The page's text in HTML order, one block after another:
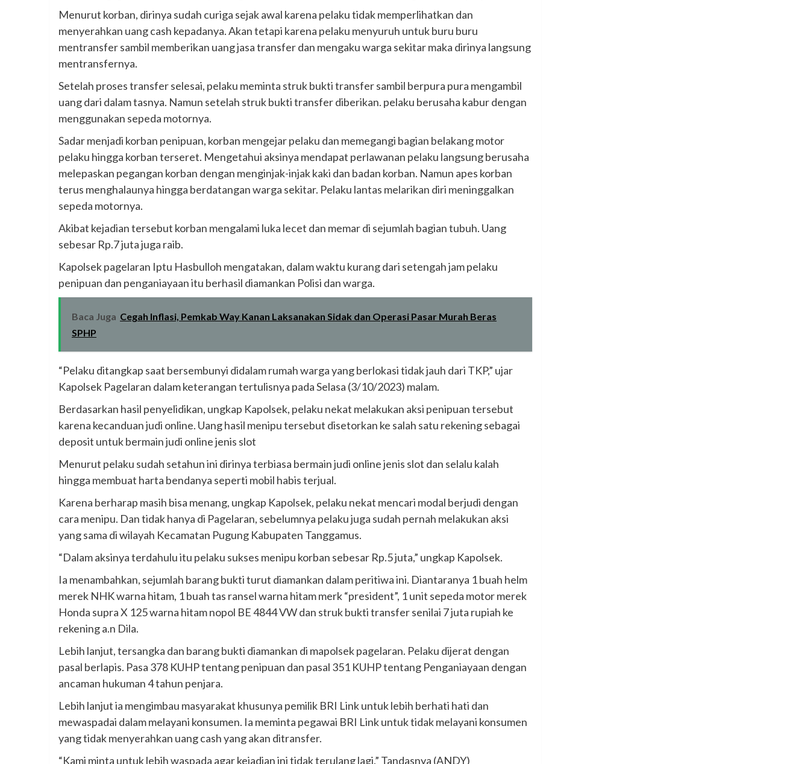
Menurut korban, dirinya sudah curiga sejak awal karena pelaku tidak memperlihatkan dan
menyerahkan uang cash kepadanya. Akan tetapi karena pelaku menyuruh untuk buru buru
mentransfer sambil memberikan uang jasa transfer dan mengaku warga sekitar maka dirinya langsung
mentransfernya.
Setelah proses transfer selesai, pelaku meminta struk bukti transfer sambil berpura pura mengambil
uang dari dalam tasnya. Namun setelah struk bukti transfer diberikan. pelaku berusaha kabur dengan
menggunakan sepeda motornya.
Sadar menjadi korban penipuan, korban mengejar pelaku dan memegangi bagian belakang motor
pelaku hingga korban terseret. Mengetahui aksinya mendapat perlawanan pelaku langsung berusaha
melepaskan pegangan korban dengan menginjak-injak kaki dan badan korban. Namun apes korban
terus menghalaunya hingga berdatangan warga sekitar. Pelaku lantas melarikan diri meninggalkan
sepeda motornya.
Akibat kejadian tersebut korban mengalami luka lecet dan memar di sejumlah bagian tubuh. Uang
sebesar Rp.7 juta juga raib.
Kapolsek pagelaran Iptu Hasbulloh mengatakan, dalam waktu kurang dari setengah jam pelaku
penipuan dan penganiayaan itu berhasil diamankan Polisi dan warga.
Baca Juga Cegah Inflasi, Pemkab Way Kanan Laksanakan Sidak dan Operasi Pasar Murah Beras
SPHP
“Pelaku ditangkap saat bersembunyi didalam rumah warga yang berlokasi tidak jauh dari TKP,” ujar
Kapolsek Pagelaran dalam keterangan tertulisnya pada Selasa (3/10/2023) malam.
Berdasarkan hasil penyelidikan, ungkap Kapolsek, pelaku nekat melakukan aksi penipuan tersebut
karena kecanduan judi online. Uang hasil menipu tersebut disetorkan ke salah satu rekening sebagai
deposit untuk bermain judi online jenis slot
Menurut pelaku sudah setahun ini dirinya terbiasa bermain judi online jenis slot dan selalu kalah
hingga membuat harta bendanya seperti mobil habis terjual.
Karena berharap masih bisa menang, ungkap Kapolsek, pelaku nekat mencari modal berjudi dengan
cara menipu. Dan tidak hanya di Pagelaran, sebelumnya pelaku juga sudah pernah melakukan aksi
yang sama di wilayah Kecamatan Pugung Kabupaten Tanggamus.
“Dalam aksinya terdahulu itu pelaku sukses menipu korban sebesar Rp.5 juta,” ungkap Kapolsek.
Ia menambahkan, sejumlah barang bukti turut diamankan dalam peritiwa ini. Diantaranya 1 buah helm
merek NHK warna hitam, 1 buah tas ransel warna hitam merk “president”, 1 unit sepeda motor merek
Honda supra X 125 warna hitam nopol BE 4844 VW dan struk bukti transfer senilai 7 juta rupiah ke
rekening a.n Dila.
Lebih lanjut, tersangka dan barang bukti diamankan di mapolsek pagelaran. Pelaku dijerat dengan
pasal berlapis. Pasa 378 KUHP tentang penipuan dan pasal 351 KUHP tentang Penganiayaan dengan
ancaman hukuman 4 tahun penjara.
Lebih lanjut ia mengimbau masyarakat khusunya pemilik BRI Link untuk lebih berhati hati dan
mewaspadai dalam melayani konsumen. Ia meminta pegawai BRI Link untuk tidak melayani konsumen
yang tidak menyerahkan uang cash yang akan ditransfer.
“Kami minta untuk lebih waspada agar kejadian ini tidak terulang lagi.” Tandasnya (ANDY)